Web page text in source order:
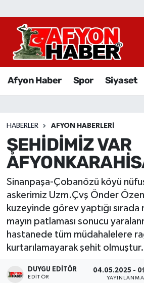
Afyon Haber Spor Siyaset
HABERLER AFYON HABERLERI
ŞEHİDİMİZ VAR
Sinanpaşa-Çobanözü köyü
askerimiz Uzm.Çvş Önder Özen,
kuzeyinde görev yaptığı
mayın patlaması sonucu
hastanede tüm müdahalelere
kurtarılamayarak şehit olmuştur.
DUYGU EDITÖR
EDITÖR
04.05.2025 -
YAYINLANMA
Afyon Haber
Sağlık
Eğitim
Sivil Toplum
Ekonomi
Magazin
Etkinlikler